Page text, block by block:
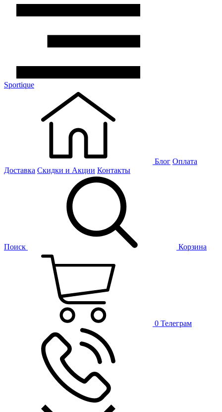
Sportique
Блог Оплата
Доставка Скидки и Акции Контакты
Поиск Корзина
0 Телеграм